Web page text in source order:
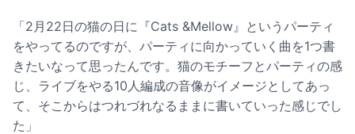
「2月22日の猫の日に『Cats &Mellow』というパーティ
をやってるのですが、パーティに向かっていく曲を1つ書
きたいなって思ったんです。猫のモチーフとパーティの感
じ、ライブをやる10人編成の音像がイメージとしてあっ
て、そこからはつれづれなるままに書いていった感じでし
た」